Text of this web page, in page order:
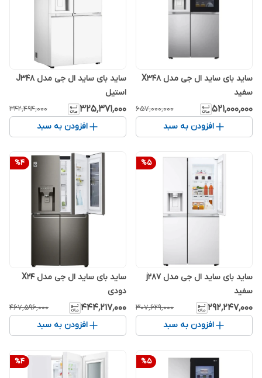
ساید بای ساید ال جی مدل X348
سفید
۵۲۱٬۰۰۰٬۰۰۰ ۶۵۷٬۰۰۰٬۰۰۰
افزودن به سبد
ساید بای ساید ال جی مدل J348
استیل
۳۲۵٬۳۷۱٬۰۰۰ ۳۴۲٬۴۹۴٬۰۰۰
افزودن به سبد
%5
ساید بای ساید ال جی مدل j287
سفید
۲۹۲٬۲۴۷٬۰۰۰ ۳۰۷٬۶۲۹٬۰۰۰
افزودن به سبد
%4
ساید بای ساید ال جی مدل X24
دودی
۴۴۴٬۲۱۷٬۰۰۰ ۴۶۷٬۵۹۶٬۰۰۰
افزودن به سبد
%5
%4